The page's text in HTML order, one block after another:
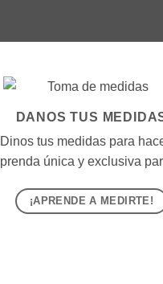
DANOS TUS
Dinos tus medidas para
prenda única y exclusiva
¡APRENDE A MEDIRTE!